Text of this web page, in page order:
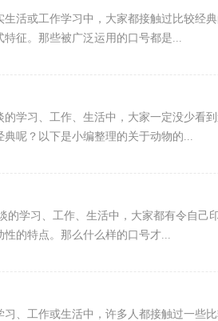
活或工作学习中，大家都接触过比较经
征。那些被广泛运用的口号都是...
的学习、工作、生活中，大家一定没少看
典呢？以下是小编整理的关于动物的...
的学习、工作、生活中，大家都有令自己
性的特点。那么什么样的口号才...
、工作或生活中，许多人都接触过一些